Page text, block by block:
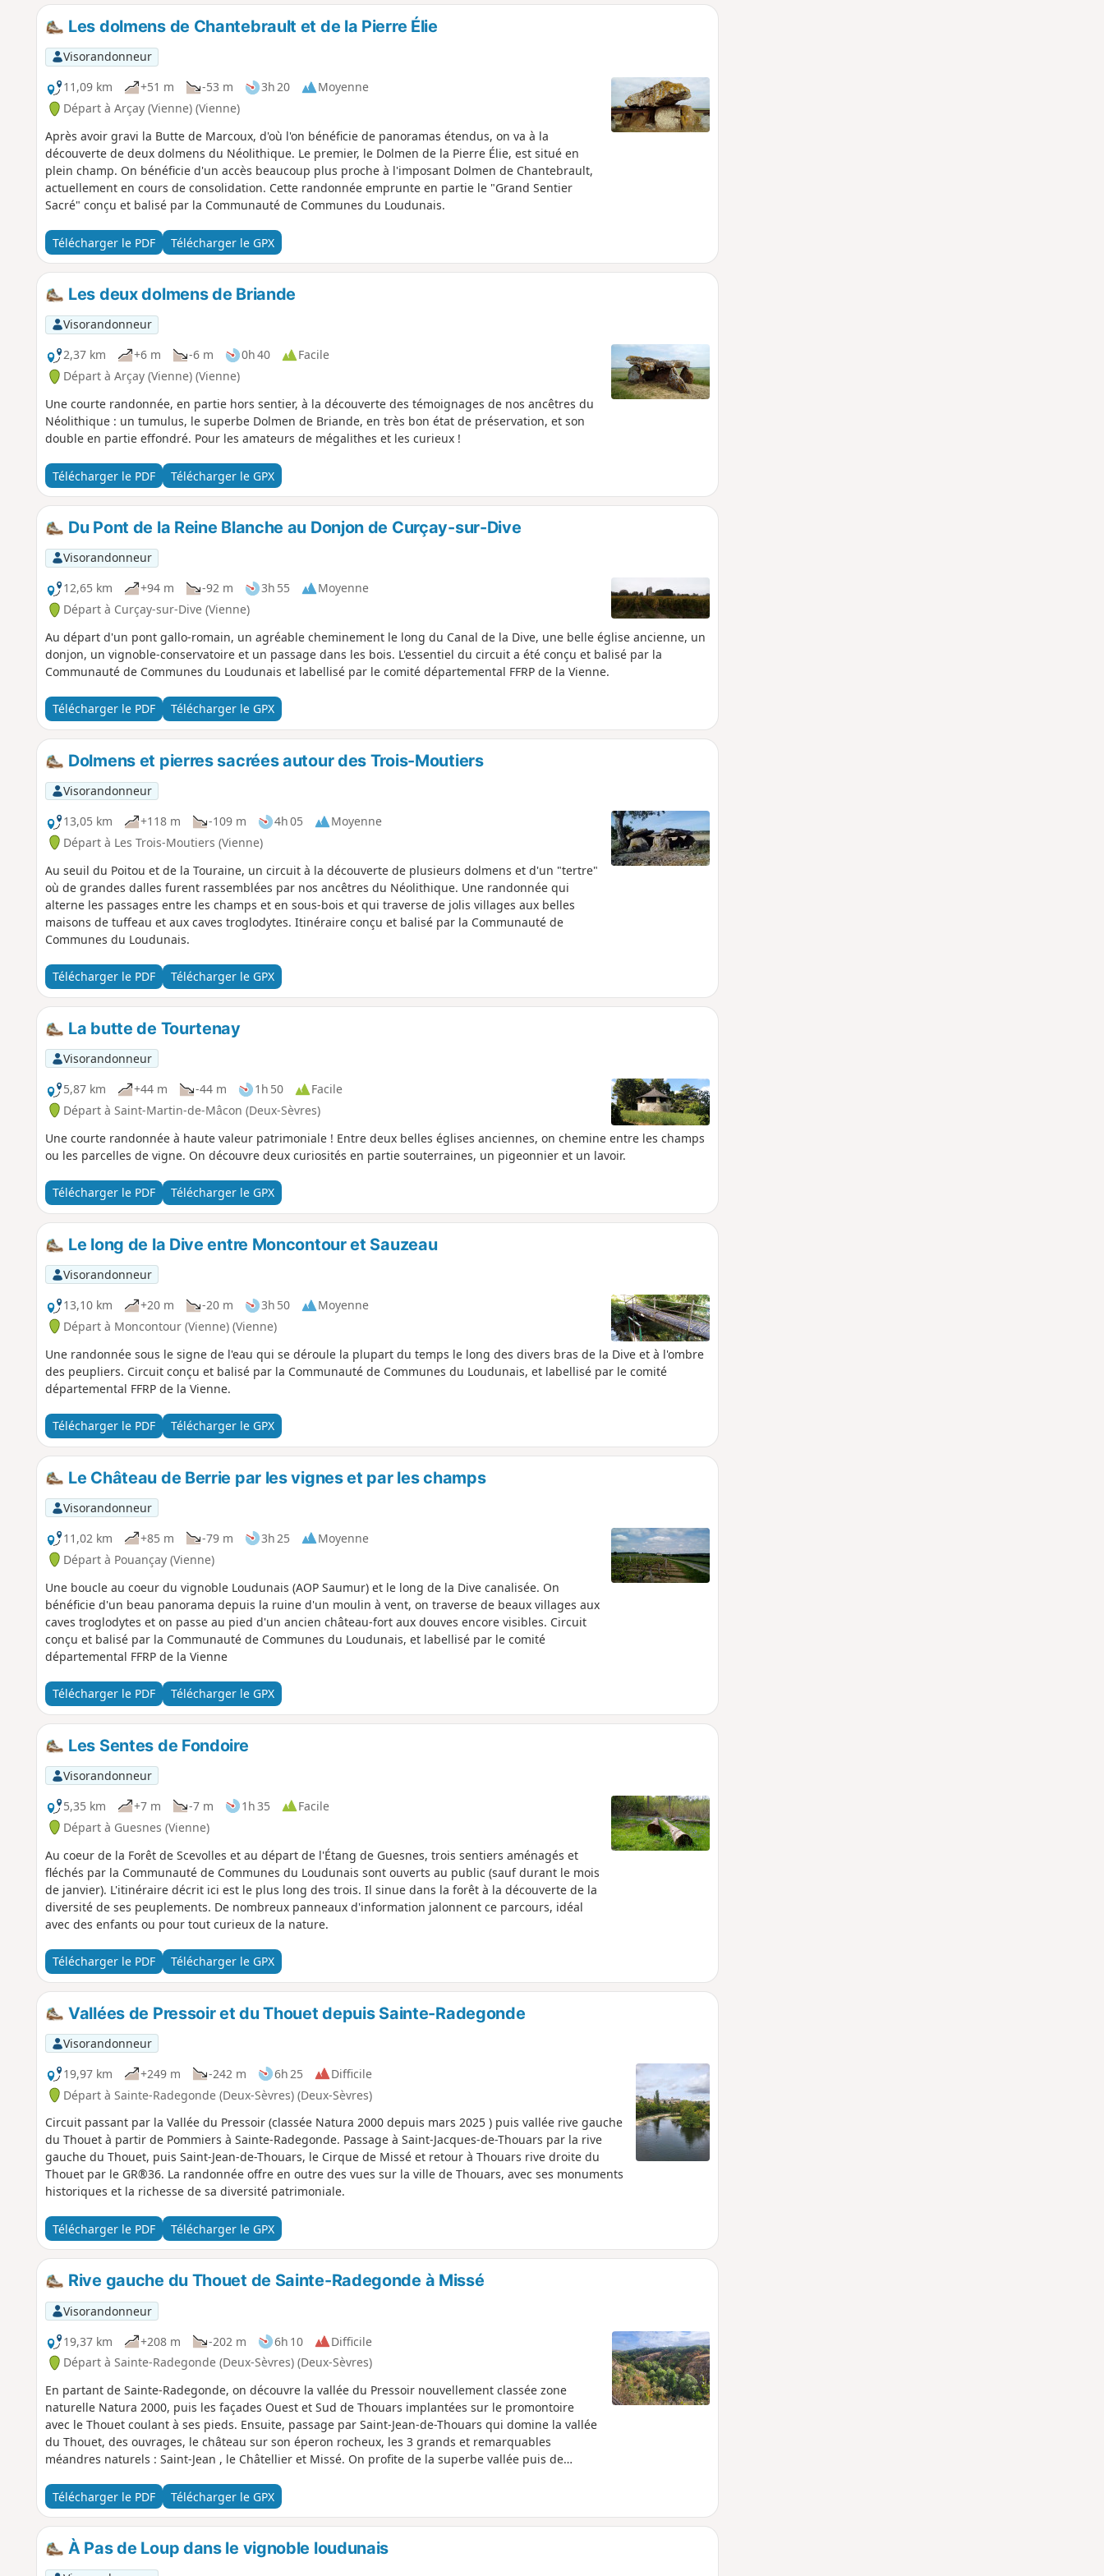
Les dolmens de Chantebrault et de la Pierre Élie
Visorandonneur
11,09 km
+51 m -53 m 3h 20
Moyenne
Départ à Arçay (Vienne) (Vienne)
Après avoir gravi la Butte de Marcoux, d'où l'on bénéficie de panoramas étendus, on va à la
découverte de deux dolmens du Néolithique. Le premier, le Dolmen de la Pierre Élie, est situé en
plein champ. On bénéficie d'un accès beaucoup plus proche à l'imposant Dolmen de Chantebrault,
actuellement en cours de consolidation. Cette randonnée emprunte en partie le "Grand Sentier
Sacré" conçu et balisé par la Communauté de Communes du Loudunais.
Télécharger le PDF Télécharger le GPX
Les deux dolmens de Briande
Visorandonneur
2,37 km
+6 m -6 m 0h 40
Facile
Départ à Arçay (Vienne) (Vienne)
Une courte randonnée, en partie hors sentier, à la découverte des témoignages de nos ancêtres du
Néolithique : un tumulus, le superbe Dolmen de Briande, en très bon état de préservation, et son
double en partie effondré. Pour les amateurs de mégalithes et les curieux !
Télécharger le PDF Télécharger le GPX
Du Pont de la Reine Blanche au Donjon de Curçay-sur-Dive
Visorandonneur
12,65 km
+94 m -92 m 3h 55
Moyenne
Départ à Curçay-sur-Dive (Vienne)
Au départ d'un pont gallo-romain, un agréable cheminement le long du Canal de la Dive, une belle église ancienne, un
donjon, un vignoble-conservatoire et un passage dans les bois. L'essentiel du circuit a été conçu et balisé par la
Communauté de Communes du Loudunais et labellisé par le comité départemental FFRP de la Vienne.
Télécharger le PDF Télécharger le GPX
Dolmens et pierres sacrées autour des Trois-Moutiers
Visorandonneur
13,05 km
+118 m -109 m 4h 05
Moyenne
Départ à Les Trois-Moutiers (Vienne)
Au seuil du Poitou et de la Touraine, un circuit à la découverte de plusieurs dolmens et d'un "tertre"
où de grandes dalles furent rassemblées par nos ancêtres du Néolithique. Une randonnée qui
alterne les passages entre les champs et en sous-bois et qui traverse de jolis villages aux belles
maisons de tuffeau et aux caves troglodytes. Itinéraire conçu et balisé par la Communauté de
Communes du Loudunais.
Télécharger le PDF Télécharger le GPX
La butte de Tourtenay
Visorandonneur
5,87 km
+44 m -44 m 1h 50
Facile
Départ à Saint-Martin-de-Mâcon (Deux-Sèvres)
Une courte randonnée à haute valeur patrimoniale ! Entre deux belles églises anciennes, on chemine entre les champs
ou les parcelles de vigne. On découvre deux curiosités en partie souterraines, un pigeonnier et un lavoir.
Télécharger le PDF Télécharger le GPX
Le long de la Dive entre Moncontour et Sauzeau
Visorandonneur
13,10 km
+20 m -20 m 3h 50
Moyenne
Départ à Moncontour (Vienne) (Vienne)
Une randonnée sous le signe de l'eau qui se déroule la plupart du temps le long des divers bras de la Dive et à l'ombre
des peupliers. Circuit conçu et balisé par la Communauté de Communes du Loudunais, et labellisé par le comité
départemental FFRP de la Vienne.
Télécharger le PDF Télécharger le GPX
Le Château de Berrie par les vignes et par les champs
Visorandonneur
11,02 km
+85 m -79 m 3h 25
Moyenne
Départ à Pouançay (Vienne)
Une boucle au coeur du vignoble Loudunais (AOP Saumur) et le long de la Dive canalisée. On
bénéficie d'un beau panorama depuis la ruine d'un moulin à vent, on traverse de beaux villages aux
caves troglodytes et on passe au pied d'un ancien château-fort aux douves encore visibles. Circuit
conçu et balisé par la Communauté de Communes du Loudunais, et labellisé par le comité
départemental FFRP de la Vienne
Télécharger le PDF Télécharger le GPX
Les Sentes de Fondoire
Visorandonneur
5,35 km
+7 m -7 m 1h 35
Facile
Départ à Guesnes (Vienne)
Au coeur de la Forêt de Scevolles et au départ de l'Étang de Guesnes, trois sentiers aménagés et
fléchés par la Communauté de Communes du Loudunais sont ouverts au public (sauf durant le mois
de janvier). L'itinéraire décrit ici est le plus long des trois. Il sinue dans la forêt à la découverte de la
diversité de ses peuplements. De nombreux panneaux d'information jalonnent ce parcours, idéal
avec des enfants ou pour tout curieux de la nature.
Télécharger le PDF Télécharger le GPX
Vallées de Pressoir et du Thouet depuis Sainte-Radegonde
Visorandonneur
19,97 km
+249 m -242 m 6h 25
Difficile
Départ à Sainte-Radegonde (Deux-Sèvres) (Deux-Sèvres)
Circuit passant par la Vallée du Pressoir (classée Natura 2000 depuis mars 2025 ) puis vallée rive gauche
du Thouet à partir de Pommiers à Sainte-Radegonde. Passage à Saint-Jacques-de-Thouars par la rive
gauche du Thouet, puis Saint-Jean-de-Thouars, le Cirque de Missé et retour à Thouars rive droite du
Thouet par le GR®36. La randonnée offre en outre des vues sur la ville de Thouars, avec ses monuments
historiques et la richesse de sa diversité patrimoniale.
Télécharger le PDF Télécharger le GPX
Rive gauche du Thouet de Sainte-Radegonde à Missé
Visorandonneur
19,37 km
+208 m -202 m 6h 10
Difficile
Départ à Sainte-Radegonde (Deux-Sèvres) (Deux-Sèvres)
En partant de Sainte-Radegonde, on découvre la vallée du Pressoir nouvellement classée zone
naturelle Natura 2000, puis les façades Ouest et Sud de Thouars implantées sur le promontoire
avec le Thouet coulant à ses pieds. Ensuite, passage par Saint-Jean-de-Thouars qui domine la vallée
du Thouet, des ouvrages, le château sur son éperon rocheux, les 3 grands et remarquables
méandres naturels : Saint-Jean , le Châtellier et Missé. On profite de la superbe vallée puis de
Télécharger le PDF
Télécharger le GPX
À Pas de Loup dans le vignoble loudunais